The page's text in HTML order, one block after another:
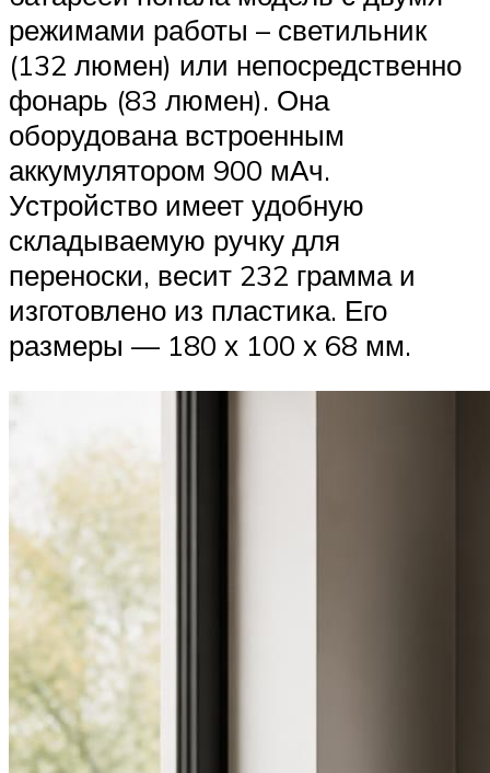
режимами работы – светильник
(132 люмен) или непосредственно
фонарь (83 люмен). Она
оборудована встроенным
аккумулятором 900 мАч.
Устройство имеет удобную
складываемую ручку для
переноски, весит 232 грамма и
изготовлено из пластика. Его
размеры — 180 х 100 х 68 мм.